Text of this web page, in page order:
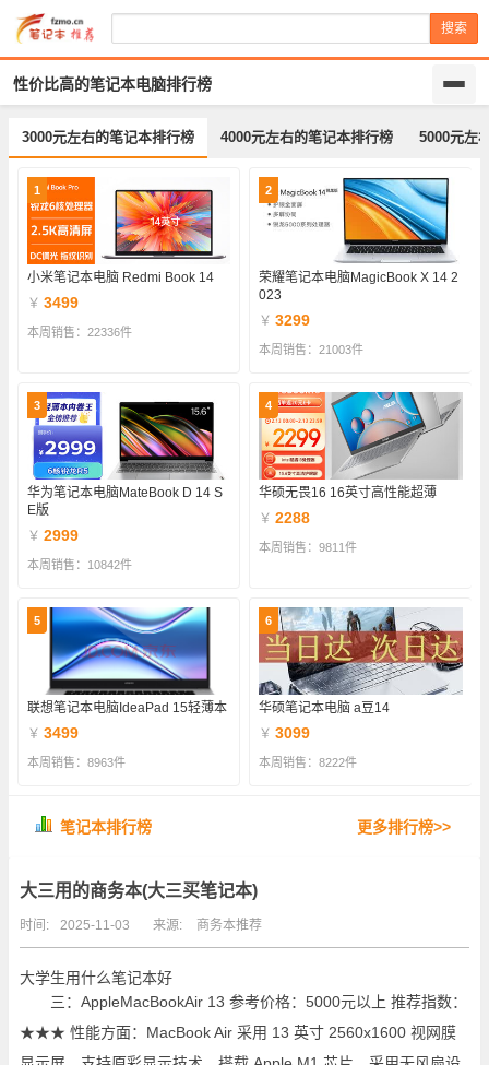
搜索
性价比高的笔记本电脑排行榜
3000元左右的笔记本排行榜 4000元左右的笔记本排行榜 5000元左
1
小米笔记本电脑 Redmi Book 14
￥ 3499
本周销售：22336件
2
荣耀笔记本电脑MagicBook X 14 2
023
￥ 3299
本周销售：21003件
3
华为笔记本电脑MateBook D 14 S
E版
￥ 2999
本周销售：10842件
4
华硕无畏16 16英寸高性能超薄
￥ 2288
本周销售：9811件
5
联想笔记本电脑IdeaPad 15轻薄本
￥ 3499
本周销售：8963件
6
华硕笔记本电脑 a豆14
￥ 3099
本周销售：8222件
笔记本排行榜 更多排行榜>>
大三用的商务本(大三买笔记本)
时间: 2025-11-03 来源: 商务本推荐
大学生用什么笔记本好
三：AppleMacBookAir 13 参考价格：5000元以上 推荐指数：
★★★ 性能方面：MacBook Air 采用 13 英寸 2560x1600 视网膜